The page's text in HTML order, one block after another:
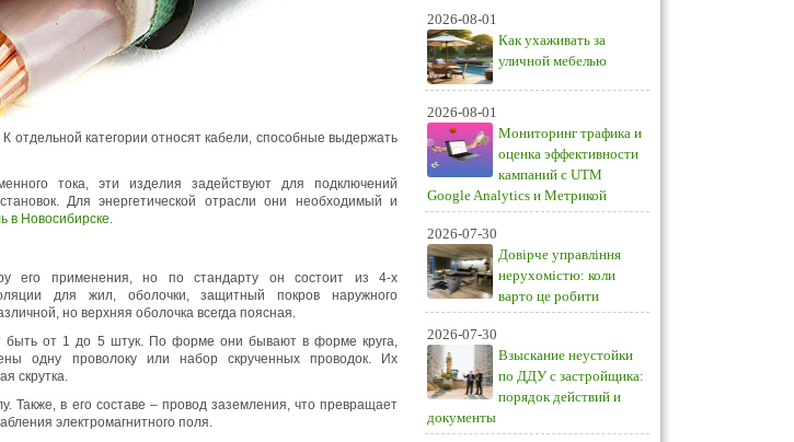
отдельной категории относят кабели, способные выдержать
тока, эти изделия задействуют для подключений
Для энергетической отрасли они необходимый и
в Новосибирске.
его применения, но по стандарту он состоит из 4-х
для жил, оболочки, защитный покров наружного
но верхняя оболочка всегда поясная.
быть от 1 до 5 штук. По форме они бывают в форме круга,
одну проволоку или набор скрученных проводок. Их
скрутка.
Также, в его составе – провод заземления, что превращает
электромагнитного поля.
2026-08-01
Как ухаживать за
уличной мебелью
2026-08-01
Мониторинг трафика и
оценка эффективности
кампаний с UTM
Google Analytics и Метрикой
2026-07-30
Довірче управління
нерухомістю: коли
варто це робити
2026-07-30
Взыскание неустойки
по ДДУ с застройщика:
порядок действий и
документы